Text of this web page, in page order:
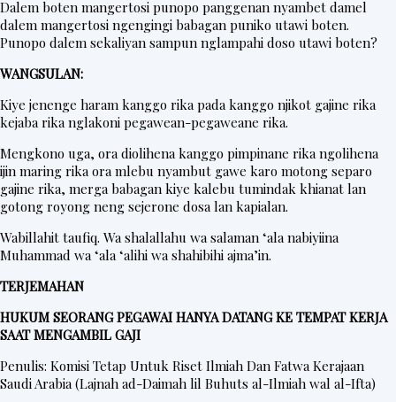
i
d
e
o
Dalem boten mangertosi punopo panggenan nyambet damel
dalem mangertosi ngengingi babagan puniko utawi boten.
Punopo dalem sekaliyan sampun nglampahi doso utawi boten?
WANGSULAN:
Kiye jenenge haram kanggo rika pada kanggo njikot gajine rika
kejaba rika nglakoni pegawean-pegaweane rika.
Mengkono uga, ora diolihena kanggo pimpinane rika ngolihena
ijin maring rika ora mlebu nyambut gawe karo motong separo
gajine rika, merga babagan kiye kalebu tumindak khianat lan
gotong royong neng sejerone dosa lan kapialan.
Wabillahit taufiq. Wa shalallahu wa salaman ‘ala nabiyiina
Muhammad wa ‘ala ‘alihi wa shahibihi ajma’in.
TERJEMAHAN
HUKUM SEORANG PEGAWAI HANYA DATANG KE TEMPAT KERJA
SAAT MENGAMBIL GAJI
Penulis: Komisi Tetap Untuk Riset Ilmiah Dan Fatwa Kerajaan
Saudi Arabia (Lajnah ad-Daimah lil Buhuts al-Ilmiah wal al-Ifta)